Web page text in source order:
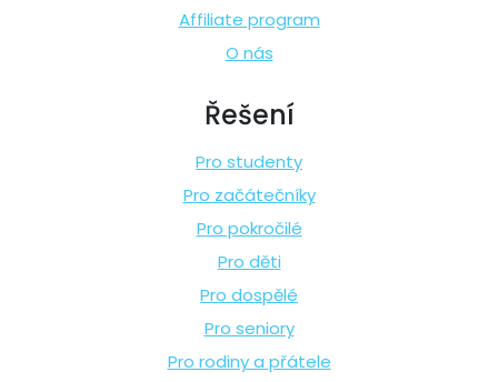
Affiliate program
O nás
Řešení
Pro studenty
Pro začátečníky
Pro pokročilé
Pro děti
Pro dospělé
Pro seniory
Pro rodiny a přátele